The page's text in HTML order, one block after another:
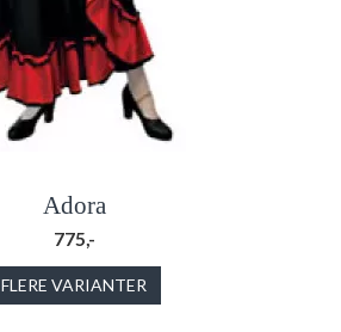
Adora
775,-
FLERE VARIANTER